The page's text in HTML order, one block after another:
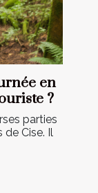
en
?
parties
Cise. Il